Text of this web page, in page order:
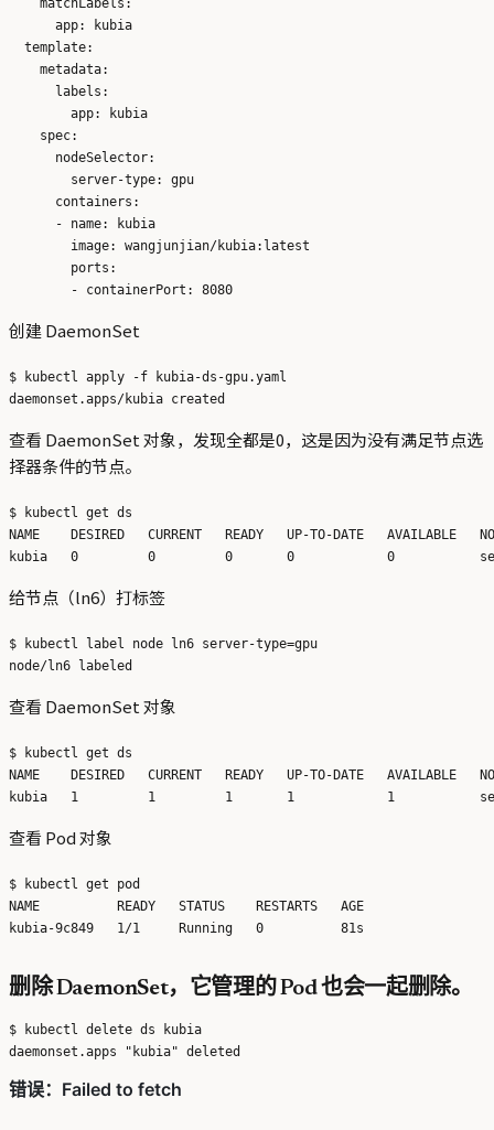
      app: kubia
  template:
    metadata:
      labels:
        app: kubia
    spec:
      nodeSelector:
        server-type: gpu
      containers:
      - name: kubia
        image: wangjunjian/kubia:latest
        ports:
创建 DaemonSet
$ kubectl apply -f kubia-ds-gpu.yaml
查看 DaemonSet 对象，发现全都是0，这是因为没有满足节点选
择器条件的节点。
$ kubectl get ds
NAME    DESIRED   CURRENT   READY   UP-TO-DATE   AVAILABLE
给节点（ln6）打标签
$ kubectl label node ln6 server-type=gpu
查看 DaemonSet 对象
$ kubectl get ds
NAME    DESIRED   CURRENT   READY   UP-TO-DATE   AVAILABLE
查看 Pod 对象
$ kubectl get pod
NAME          READY   STATUS    RESTARTS   AGE
删除 DaemonSet，它管理的 Pod 也会一起删除。
$ kubectl delete ds kubia